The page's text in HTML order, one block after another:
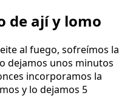
de ají y lomo
al fuego, sofreímos la
dejamos unos minutos
incorporamos la
y lo dejamos 5